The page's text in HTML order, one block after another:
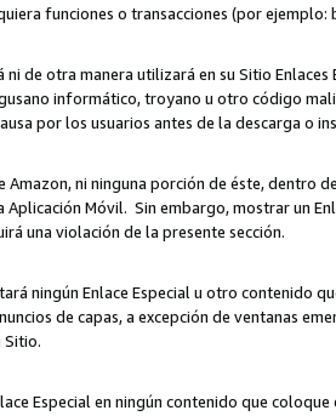
funciones o transacciones (por
ni de otra manera utilizará en su Sitio
informático, troyano u otro código
por los usuarios antes de la descarga
Amazon, ni ninguna porción de éste,
Aplicación Móvil. Sin embargo, mostrar un
una violación de la presente sección.
ningún Enlace Especial u otro contenido
de capas, a excepción de ventanas
Sitio.
Especial en ningún contenido que